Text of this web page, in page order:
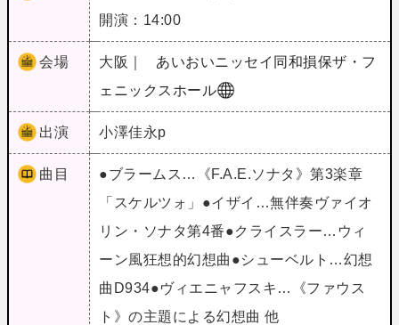
開演：14:00
会場 大阪｜
あいおいニッセイ同和損保ザ・フ
ェニックスホール
出演 小澤佳永p
曲目
●ブラームス…《F.A.E.ソナタ》第3楽章
「スケルツォ」●イザイ…無伴奏ヴァイオ
リン・ソナタ第4番●クライスラー…ウィ
ーン風狂想的幻想曲●シューベルト…幻想
曲D934●ヴィエニャフスキ…《ファウス
ト》の主題による幻想曲 他